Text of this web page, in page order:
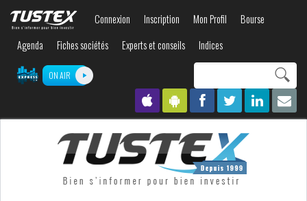
contenu
Connexion Inscription Mon Profil
Bourse
Agenda
Fiches sociétés Experts et conseils Indices
ON AIR
recherche